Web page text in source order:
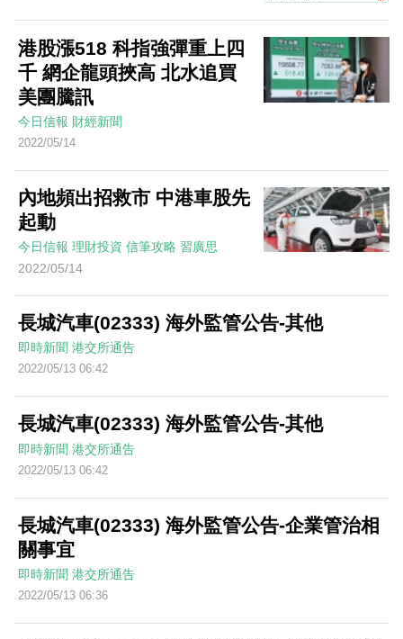
港股漲518 科指強彈重上四
千 網企龍頭挾高 北水追買
美團騰訊
今日信報 財經新聞
2022/05/14
內地頻出招救市 中港車股先
起動
今日信報 理財投資 信筆攻略 習廣思
2022/05/14
長城汽車(02333) 海外監管公告-其他
即時新聞 港交所通告
2022/05/13 06:42
長城汽車(02333) 海外監管公告-其他
即時新聞 港交所通告
2022/05/13 06:42
長城汽車(02333) 海外監管公告-企業管治相
關事宜
即時新聞 港交所通告
2022/05/13 06:36